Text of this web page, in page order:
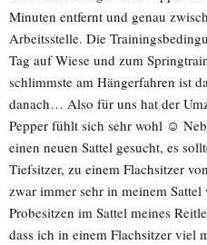
Minuten entfernt und genau
Arbeitsstelle. Die
Tag auf Wiese und zum
schlimmste am Hängerfahren ist
danach… Also für uns hat der
Pepper fühlt sich sehr wohl ☺
einen neuen Sattel gesucht, es
Tiefsitzer, zu einem Flachsitzer
zwar immer sehr in meinem
Probesitzen im Sattel meines
dass ich in einem Flachsitzer viel